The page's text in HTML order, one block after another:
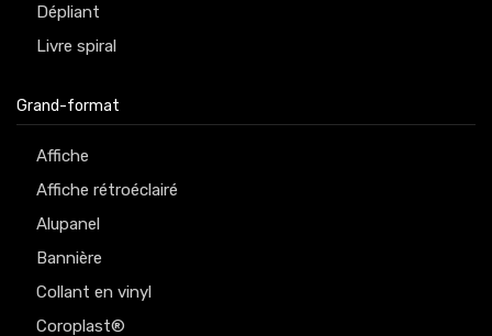
Dépliant
Livre spiral
Grand-format
Affiche
Affiche rétroéclairé
Alupanel
Bannière
Collant en vinyl
Coroplast®